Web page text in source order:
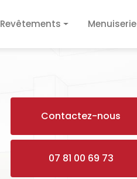
Revêtements Menuiserie
Contactez-nous
07 81 00 69 73